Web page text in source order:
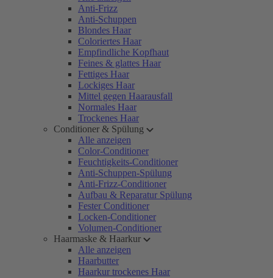
Anti-Frizz
Anti-Schuppen
Blondes Haar
Coloriertes Haar
Empfindliche Kopfhaut
Feines & glattes Haar
Fettiges Haar
Lockiges Haar
Mittel gegen Haarausfall
Normales Haar
Trockenes Haar
Conditioner & Spülung
Alle anzeigen
Color-Conditioner
Feuchtigkeits-Conditioner
Anti-Schuppen-Spülung
Anti-Frizz-Conditioner
Aufbau & Reparatur Spülung
Fester Conditioner
Locken-Conditioner
Volumen-Conditioner
Haarmaske & Haarkur
Alle anzeigen
Haarbutter
Haarkur trockenes Haar